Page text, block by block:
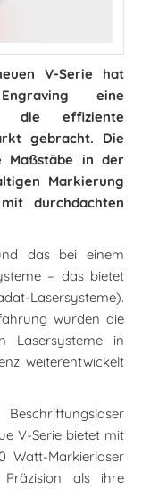
V-Serie hat
eine
die effiziente
gebracht. Die
Maßstäbe in der
Markierung
durchdachten
das bei einem
– das bietet
Lasersysteme).
wurden die
Lasersysteme in
weiterentwickelt
V-Serie bietet mit
Watt-Markierlaser
als ihre